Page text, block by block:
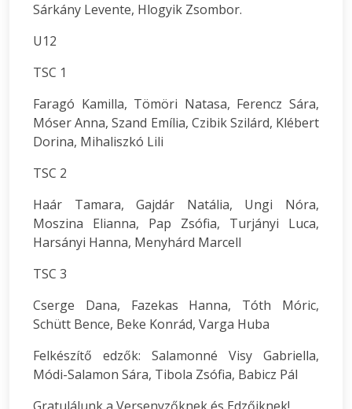
Sárkány Levente, Hlogyik Zsombor.
U12
TSC 1
Faragó Kamilla, Tömöri Natasa, Ferencz Sára,
Móser Anna, Szand Emília, Czibik Szilárd, Klébert
Dorina, Mihaliszkó Lili
TSC 2
Haár Tamara, Gajdár Natália, Ungi Nóra,
Moszina Elianna, Pap Zsófia, Turjányi Luca,
Harsányi Hanna, Menyhárd Marcell
TSC 3
Cserge Dana, Fazekas Hanna, Tóth Móric,
Schütt Bence, Beke Konrád, Varga Huba
Felkészítő edzők: Salamonné Visy Gabriella,
Módi-Salamon Sára, Tibola Zsófia, Babicz Pál